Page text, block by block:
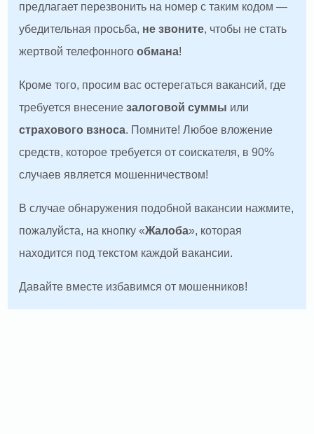
предлагает перезвонить на номер с таким кодом —
убедительная просьба, не звоните, чтобы не стать
жертвой телефонногообмана!
Кроме того, просим вас остерегаться вакансий, где
требуется внесениезалоговой суммы или
страхового взноса. Помните! Любое вложение
средств, которое требуется от соискателя, в 90%
случаев является мошенничеством!
В случае обнаружения подобной вакансии нажмите,
пожалуйста, на кнопку «Жалоба», которая
находится под текстом каждой вакансии.
Давайте вместе избавимся от мошенников!